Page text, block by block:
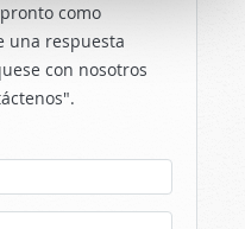
como
una respuesta
con nosotros